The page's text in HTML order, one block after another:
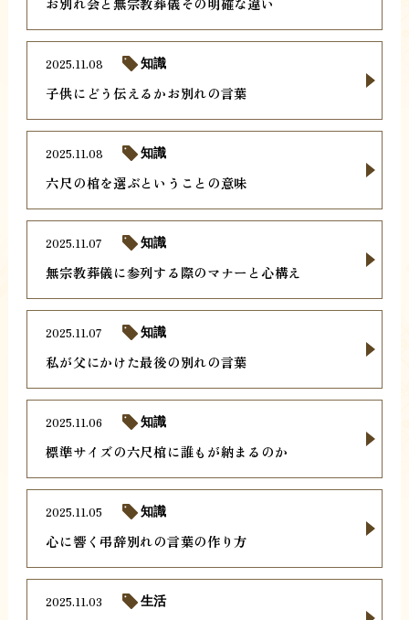
子供にどう伝えるかお別れの言葉
2025.11.08 知識
六尺の棺を選ぶということの意味
2025.11.08 知識
無宗教葬儀に参列する際のマナーと心構え
2025.11.07 知識
私が父にかけた最後の別れの言葉
2025.11.07 知識
標準サイズの六尺棺に誰もが納まるのか
2025.11.06 知識
心に響く弔辞別れの言葉の作り方
2025.11.05 知識
2025.11.03 生活